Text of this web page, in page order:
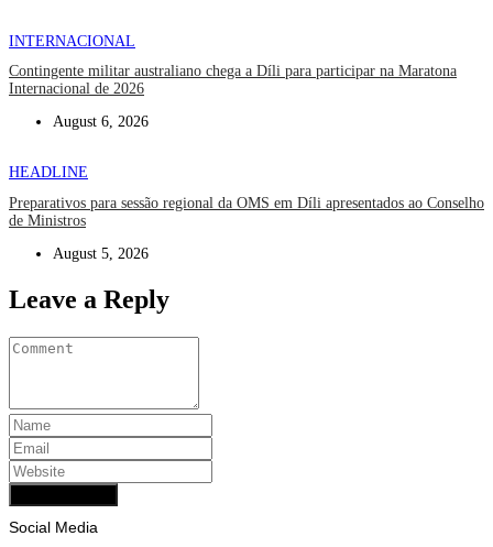
INTERNACIONAL
Contingente militar australiano chega a Díli para participar na Maratona
Internacional de 2026
August 6, 2026
HEADLINE
Preparativos para sessão regional da OMS em Díli apresentados ao Conselho
de Ministros
August 5, 2026
Leave a Reply
Social Media